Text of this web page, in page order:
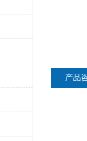
产品